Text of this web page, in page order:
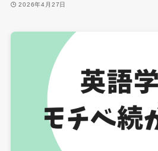
2026年4月27日